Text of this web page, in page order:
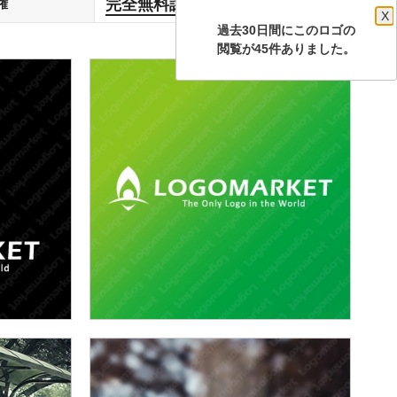
過去30日間にこのロゴの
X
閲覧が45件ありました。